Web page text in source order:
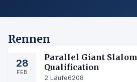
Rennen
28
FEB
Parallel Giant Slalom
Qualification
2 Läufe6208